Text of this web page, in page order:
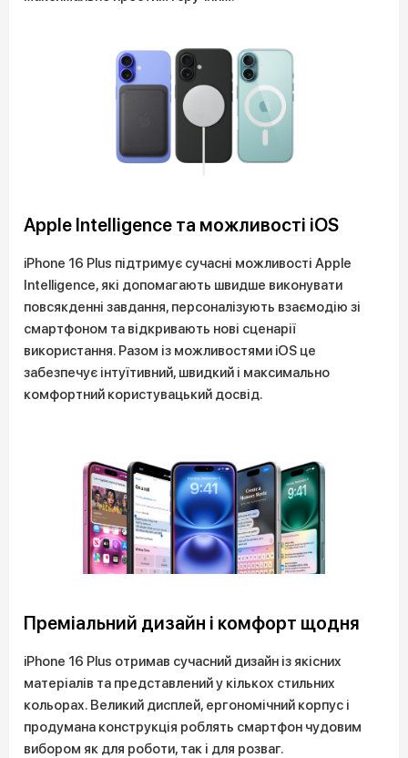
Apple Intelligence та можливості iOS
iPhone 16 Plus підтримує сучасні можливості Apple
Intelligence, які допомагають швидше виконувати
повсякденні завдання, персоналізують взаємодію зі
смартфоном та відкривають нові сценарії
використання. Разом із можливостями iOS це
забезпечує інтуїтивний, швидкий і максимально
комфортний користувацький досвід.
Преміальний дизайн і комфорт щодня
iPhone 16 Plus отримав сучасний дизайн із якісних
матеріалів та представлений у кількох стильних
кольорах. Великий дисплей, ергономічний корпус і
продумана конструкція роблять смартфон чудовим
вибором як для роботи, так і для розваг.